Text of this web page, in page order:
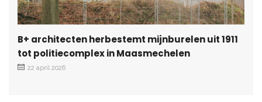
B+ architecten herbestemt mijnburelen uit 1911
tot politiecomplex in Maasmechelen
22 april 2026